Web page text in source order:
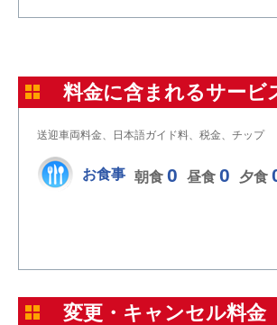
料金に含まれるサービ
送迎車両料金、日本語ガイド料、税金、チップ
お食事 朝食 0 昼食 0 夕食
変更・キャンセル料金